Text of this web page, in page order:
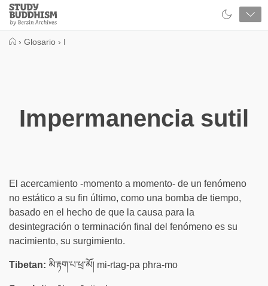
Close
Study
Buddhism
› Glosario › I
Impermanencia sutil
El acercamiento -momento a momento- de un fenómeno
no estático a su fin último, como una bomba de tiempo,
basado en el hecho de que la causa para la
desintegración o terminación final del fenómeno es su
nacimiento, su surgimiento.
Tibetan: མི་རྟག་པ་ཕྲ་མོ། mi-rtag-pa phra-mo